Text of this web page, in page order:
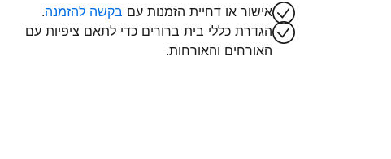
אישור או דחיית הזמנות עם בקשה להזמנה.
הגדרת כללי בית ברורים כדי לתאם ציפיות עם
האורחים והאורחות.